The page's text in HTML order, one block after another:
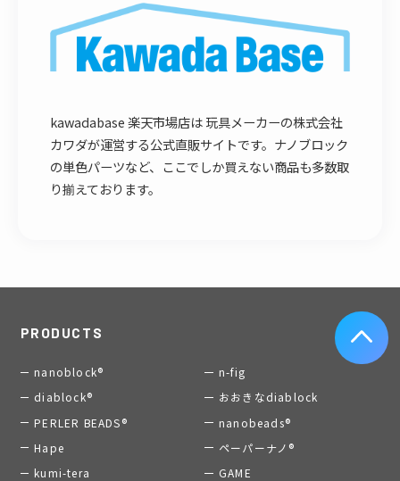
kawadabase 楽天市場店は 玩具メーカーの株式会社
カワダが運営する公式直販サイトです。ナノブロック
の単色パーツなど、ここでしか買えない商品も多数取
り揃えております。
PRODUCTS
nanoblock®
n-fig
diablock®
おおきなdiablock
PERLER BEADS®
nanobeads®
Hape
ペーパーナノ®
kumi-tera
GAME